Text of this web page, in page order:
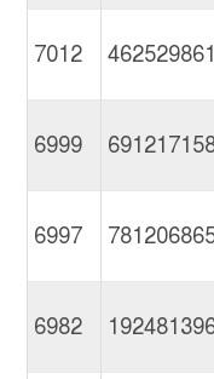
7012
6999
6997
6982